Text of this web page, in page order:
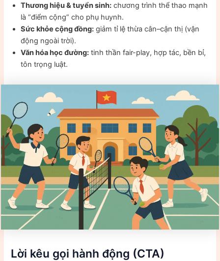
Thương hiệu & tuyển sinh: chương trình thể thao mạnh
là “điểm cộng” cho phụ huynh.
Sức khỏe cộng đồng: giảm tỉ lệ thừa cân–cận thị (vận
động ngoài trời).
Văn hóa học đường: tinh thần fair-play, hợp tác, bền bỉ,
tôn trọng luật.
Lời kêu gọi hành động (CTA)